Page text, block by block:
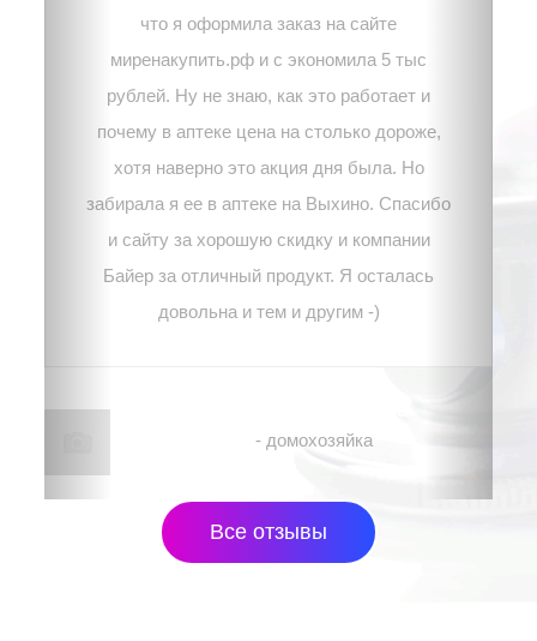
что я оформила заказ на сайте
миренакупить.рф и с экономила 5 тыс
рублей. Ну не знаю, как это работает и
почему в аптеке цена на столько дороже,
хотя наверно это акция дня была. Но
забирала я ее в аптеке на Выхино. Спасибо
и сайту за хорошую скидку и компании
Байер за отличный продукт. Я осталась
довольна и тем и другим -)
- домохозяйка
Все отзывы